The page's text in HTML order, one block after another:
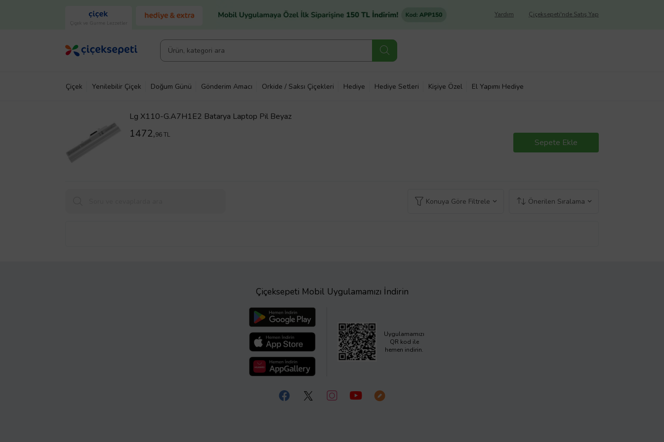
Çiçek ve Gurme Lezzetler
Çiçeksepeti'nde Satış Yap
Yardım
Çiçek Yenilebilir Çiçek Doğum Günü Gönderim Amacı Orkide / Saksı Çiçekleri Hediye Hediye Setleri Kişiye Özel El Yapımı Hediye
Lg X110-G.A7H1E2 Batarya Laptop Pil Beyaz
1472,96 TL
Sepete Ekle
Konuya Göre Filtrele Önerilen Sıralama
Çiçeksepeti Mobil Uygulamamızı İndirin
Uygulamamızı
QR kod ile
hemen indirin.